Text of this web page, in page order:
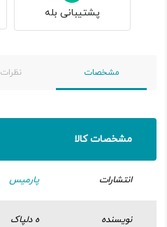
پشتیبانی بله
مشخصات نظرات
مشخصات کالا
انتشارات پارمیس
نویسنده ه دلپاک